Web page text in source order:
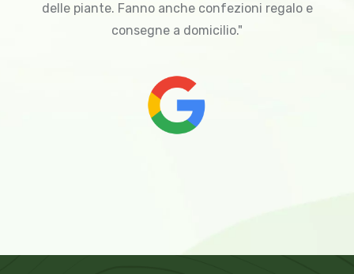
delle piante. Fanno anche confezioni regalo e
consegne a domicilio."